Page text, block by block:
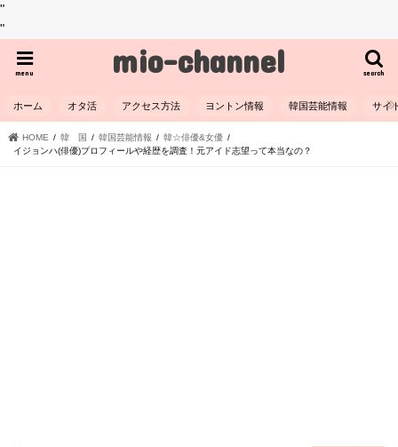
"
"
mio-channel search
menu
ホーム オタ活 アクセス方法 ヨントン情報 韓国芸能情報 サイ
HOME 韓 国 韓国芸能情報
韓☆俳優&女優
イジョンハ(俳優)プロフィールや経歴を調査！元アイド志望って本当なの？